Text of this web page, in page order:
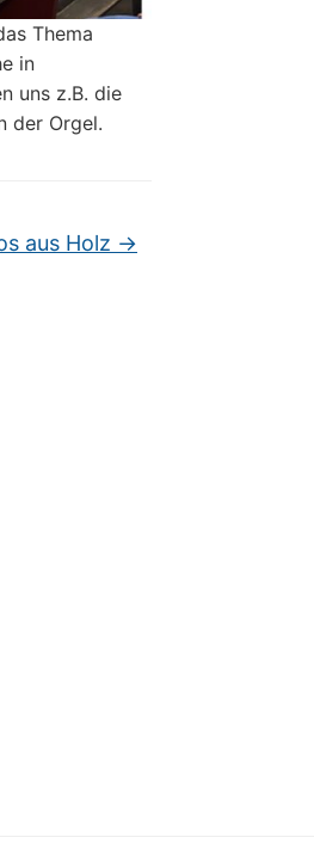
Thema
in
uns z.B. die
der Orgel.
aus Holz →